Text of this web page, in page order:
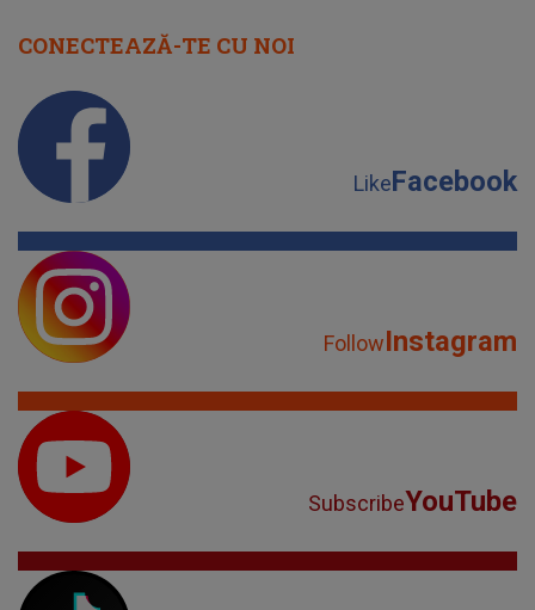
CONECTEAZĂ-TE CU NOI
LikeFacebook
FollowInstagram
SubscribeYouTube